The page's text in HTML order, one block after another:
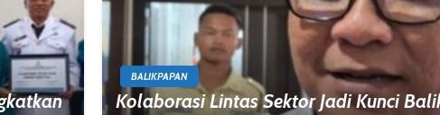
BALIKPAPAN
Kolaborasi Lintas Sektor Jadi Kunci